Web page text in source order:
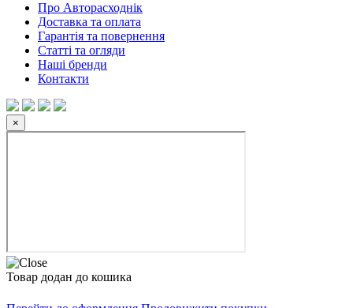
Про Авторасходнік
Доставка та оплата
Гарантія та повернення
Статті та огляди
Наші бренди
Контакти
×
Товар додан до кошика